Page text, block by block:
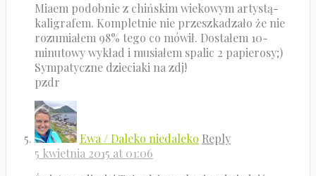
Miaem podobnie z chińskim wiekowym artystą-
kaligrafem. Kompletnie nie przeszkadzało że nie
rozumiałem 98% tego co mówił. Dostałem 10-
minutowy wykład i musiałem spalic 2 papierosy;)
Sympatyczne dzieciaki na zdj!
pzdr
Ewa / Daleko niedaleko Reply
5 kwietnia 2015 at 01:06